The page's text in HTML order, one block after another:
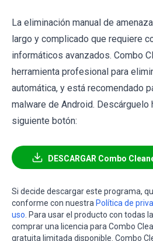
La eliminación manual de
largo y complicado que requiere
informáticos avanzados. Combo
herramienta profesional para
automática, y está recomendado
malware de Android. Descárguelo
siguiente botón:
DESCARGAR Combo
Si decide descargar este programa,
conforme con nuestra Política de
uso. Para usar el producto con todas
comprar una licencia para Combo
gratuita limitada disponible. Combo